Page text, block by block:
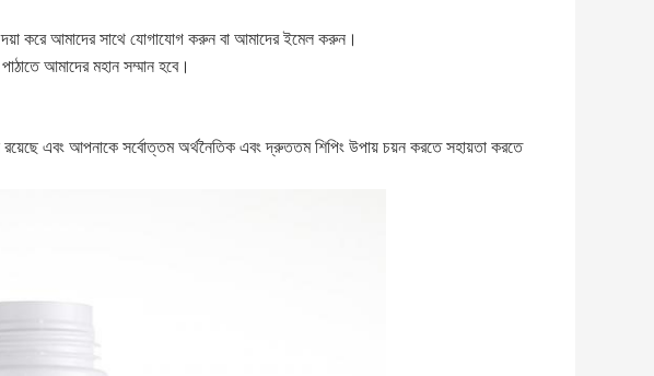
করে আমাদের সাথে যোগাযোগ করুন বা আমাদের ইমেল করুন।
আমাদের মহান সম্মান হবে।
রয়েছে এবং আপনাকে সর্বোত্তম অর্থনৈতিক এবং দ্রুততম শিপিং উপায় চয়ন করতে সহায়তা করতে